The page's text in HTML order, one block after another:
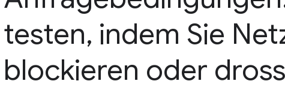
testen, indem Sie
blockieren oder